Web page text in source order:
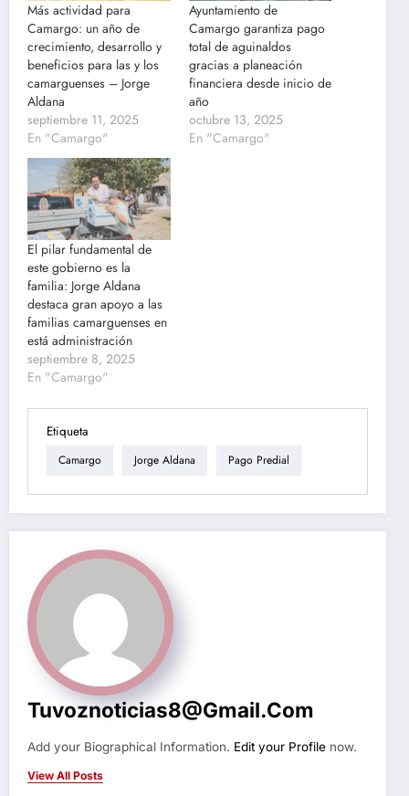
Más actividad para
Camargo: un año de
crecimiento, desarrollo y
beneficios para las y los
camarguenses – Jorge
Aldana
septiembre 11, 2025
En "Camargo"
Ayuntamiento de
Camargo garantiza pago
total de aguinaldos
gracias a planeación
financiera desde inicio de
año
octubre 13, 2025
En "Camargo"
El pilar fundamental de
este gobierno es la
familia: Jorge Aldana
destaca gran apoyo a las
familias camarguenses en
está administración
septiembre 8, 2025
En "Camargo"
Etiqueta
Camargo Jorge Aldana Pago Predial
Tuvoznoticias8@gmail.com
Add your Biographical Information. Edit your Profile now.
View All Posts